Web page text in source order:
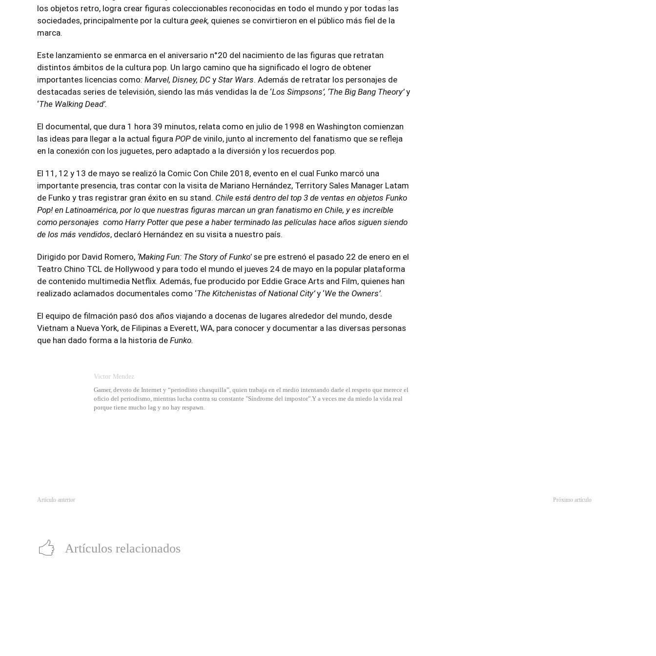
los objetos retro, logra crear figuras coleccionables reconocidas en todo el mundo y por todas las
sociedades, principalmente por la cultura geek, quienes se convirtieron en el público más fiel de la
marca.
Este lanzamiento se enmarca en el aniversario n°20 del nacimiento de las figuras que retratan
distintos ámbitos de la cultura pop. Un largo camino que ha significado el logro de obtener
importantes licencias como: Marvel, Disney, DC y Star Wars. Además de retratar los personajes de
destacadas series de televisión, siendo las más vendidas la de ‘Los Simpsons’, ‘The Big Bang Theory’y
‘The Walking Dead’.
El documental, que dura 1 hora 39 minutos, relata como en julio de 1998 en Washington comienzan
las ideas para llegar a la actual figura  POP de vinilo, junto al incremento del fanatismo que se refleja
en la conexión con los juguetes, pero adaptado a la diversión y los recuerdos pop.
El 11, 12 y 13 de mayo se realizó la Comic Con Chile 2018, evento en el cual Funko marcó una
importante presencia, tras contar con la visita de Mariano Hernández, Territory Sales Manager Latam
de Funko y tras registrar gran éxito en su stand.  Chile está dentro del top 3 de ventas en objetos Funko
Pop! en Latinoamérica, por lo que nuestras figuras marcan un gran fanatismo en Chile, y es increíble
como personajes como Harry Potter que pese a haber terminado las películas hace años siguen siendo
de los más vendidos, declaró Hernández en su visita a nuestro país.
Dirigido por David Romero, ‘Making Fun: The Story of Funko’se pre estrenó el pasado 22 de enero en el
Teatro Chino TCL de Hollywood y para todo el mundo el jueves 24 de mayo en la popular plataforma
de contenido multimedia Netflix. Además, fue producido por Eddie Grace Arts and Film, quienes han
realizado aclamados documentales como ‘The Kitchenistas of National City’y ‘We the Owners’.
El equipo de filmación pasó dos años viajando a docenas de lugares alrededor del mundo, desde
Vietnam a Nueva York, de Filipinas a Everett, WA, para conocer y documentar a las diversas personas
que han dado forma a la historia de Funko.
Victor Mendez
Gamer, devoto de Internet y “periodisto chasquilla”, quien trabaja en el medio intentando darle el respeto que merece el
oficio del periodismo, mientras lucha contra su constante "Síndrome del impostor".Y a veces me da miedo la vida real
porque tiene mucho lag y no hay respawn.
Artículo anterior Próximo artículo
Artículos relacionados